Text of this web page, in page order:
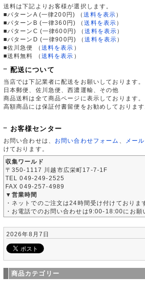
送料は下記よりお客様が選択します。
■パターンA (一律200円)
（送料を表示 ）
■パターンB (一律360円)
（送料を表示 ）
■パターンC (一律600円)
（送料を表示 ）
■パターンD (一律900円)
（送料を表示 ）
■佐川急便
（ 送料を表示 ）
■送料無料
（ 送料を表示 ）
配送について
当店では下記業者に配送をお願いしております。
日本郵便、佐川急便、西濃運輸、その他
商品送料は全て商品ページに表示しております。
高額商品には保証付書留便をお勧めしております
お客様センター
お問い合わせは、 お問い合わせフォーム メール
けております。
収集ワールド
〒350-1117 川越市広栄町17-7-1F
TEL 049-249-2525
FAX 049-257-4989
▼営業時間
・ネットでのご注文は24時間受け付けておりま
・お電話でのお問い合わせは9:00-18:00にお願
2026年8月7日
商品カテゴリー